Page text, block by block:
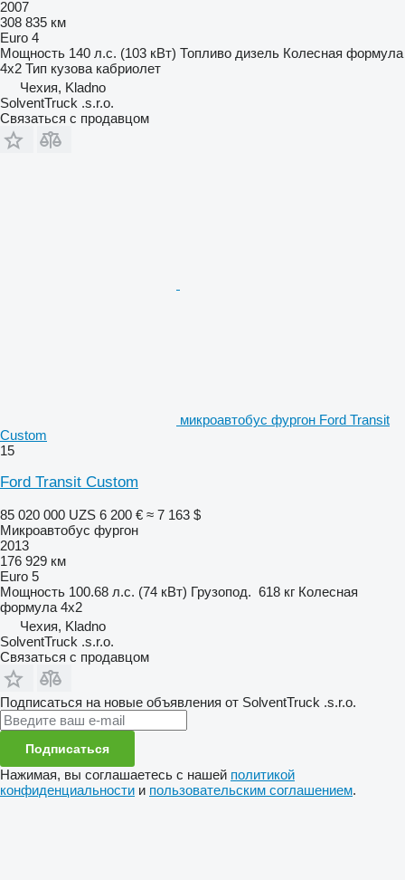
2007
308 835 км
Euro 4
Мощность 140 л.с. (103 кВт) Топливо дизель Колесная формула
4x2 Тип кузова кабриолет
Чехия, Kladno
SolventTruck .s.r.o.
Связаться с продавцом
микроавтобус фургон Ford Transit
Custom
15
Ford Transit Custom
85 020 000 UZS 6 200 € ≈ 7 163 $
Микроавтобус фургон
2013
176 929 км
Euro 5
Мощность 100.68 л.с. (74 кВт) Грузопод. 618 кг Колесная
формула 4x2
Чехия, Kladno
SolventTruck .s.r.o.
Связаться с продавцом
Подписаться на новые объявления от SolventTruck .s.r.o.
Подписаться
Нажимая, вы соглашаетесь с нашей политикой
конфиденциальности и пользовательским соглашением.